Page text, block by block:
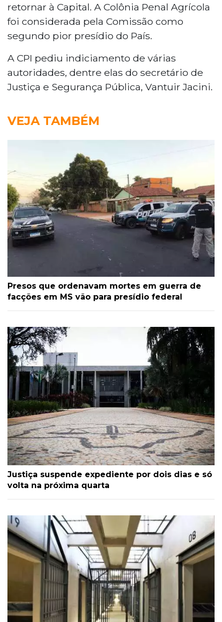
retornar à Capital. A Colônia Penal Agrícola
foi considerada pela Comissão como
segundo pior presídio do País.
A CPI pediu indiciamento de várias
autoridades, dentre elas do secretário de
Justiça e Segurança Pública, Vantuir Jacini.
VEJA TAMBÉM
Presos que ordenavam mortes em guerra de
facções em MS vão para presídio federal
Justiça suspende expediente por dois dias e só
volta na próxima quarta